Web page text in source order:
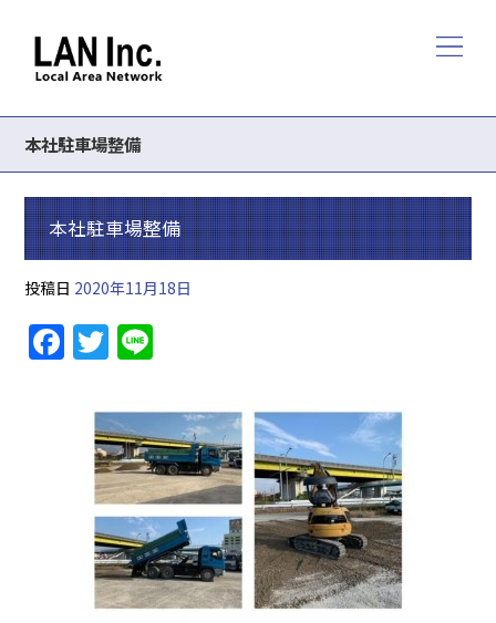
本社駐車場整備
本社駐車場整備
投稿日 2020年11月18日
F
a
T
w
itt
er
e